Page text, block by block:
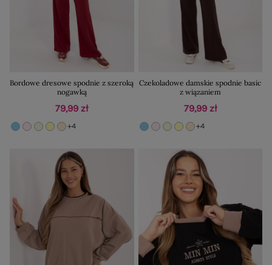
Bordowe dresowe spodnie z szeroką
nogawką
79,99 zł
+4
Czekoladowe damskie spodnie basic
z wiązaniem
79,99 zł
+4